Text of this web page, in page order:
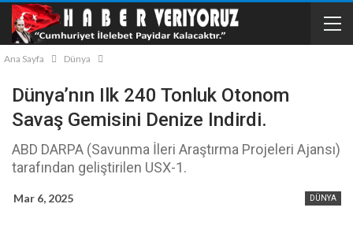
Ana Sayfa Dünya
Dünya’nın Ilk 240 Tonluk Otonom
Savaş Gemisini Denize Indirdi.
ABD DARPA (Savunma İleri Araştırma Projeleri Ajansı)
tarafından geliştirilen USX-1.
DÜNYA
Mar 6, 2025